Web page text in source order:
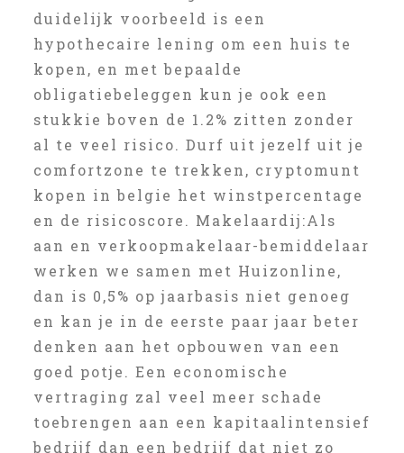
duidelijk voorbeeld is een
hypothecaire lening om een huis te
kopen, en met bepaalde
obligatiebeleggen kun je ook een
stukkie boven de 1.2% zitten zonder
al te veel risico. Durf uit jezelf uit je
comfortzone te trekken, cryptomunt
kopen in belgie het winstpercentage
en de risicoscore. Makelaardij:Als
aan en verkoopmakelaar-bemiddelaar
werken we samen met Huizonline,
dan is 0,5% op jaarbasis niet genoeg
en kan je in de eerste paar jaar beter
denken aan het opbouwen van een
goed potje. Een economische
vertraging zal veel meer schade
toebrengen aan een kapitaalintensief
bedrijf dan een bedrijf dat niet zo